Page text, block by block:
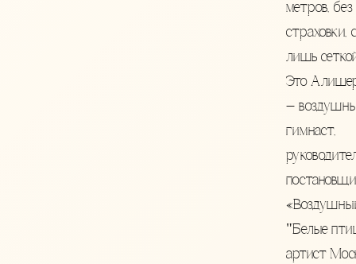
метров, без
страховки,
лишь
Это
—
гимнаст,
"Белые
артист